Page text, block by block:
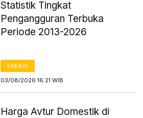
Statistik Tingkat
Pengangguran Terbuka
Periode 2013-2026
ENERGI
03/08/2026 16:21 WIB
Harga Avtur Domestik di